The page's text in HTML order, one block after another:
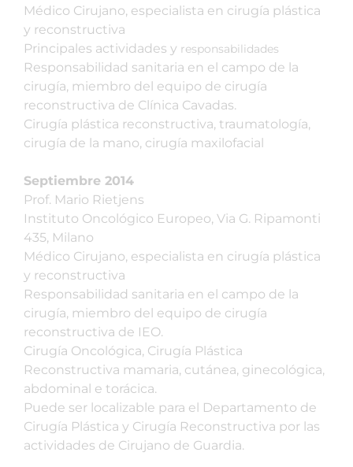
Médico Cirujano, especialista en cirugía plástica
y reconstructiva
Principales actividades y responsabilidades
Responsabilidad sanitaria en el campo de la
cirugía, miembro del equipo de cirugía
reconstructiva de Clínica Cavadas.
Cirugía plástica reconstructiva, traumatología,
cirugía de la mano, cirugía maxilofacial
Septiembre 2014
Prof. Mario Rietjens
Instituto Oncológico Europeo, Via G. Ripamonti
435, Milano
Médico Cirujano, especialista en cirugía plástica
y reconstructiva
Responsabilidad sanitaria en el campo de la
cirugía, miembro del equipo de cirugía
reconstructiva de IEO.
Cirugía Oncológica, Cirugía Plástica
Reconstructiva mamaria, cutánea, ginecológica,
abdominal e torácica.
Puede ser localizable para el Departamento de
Cirugía Plástica y Cirugía Reconstructiva por las
actividades de Cirujano de Guardia.